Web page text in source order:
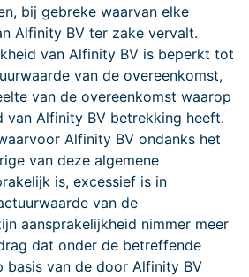
bij gebreke waarvan elke
Alfinity BV ter zake vervalt.
van Alfinity BV is beperkt tot
van de overeenkomst,
van de overeenkomst waarop
van Alfinity BV betrekking heeft.
Alfinity BV ondanks het
van deze algemene
is, excessief is in
van de
aansprakelijkheid nimmer meer
dat onder de betreffende
basis van de door Alfinity BV